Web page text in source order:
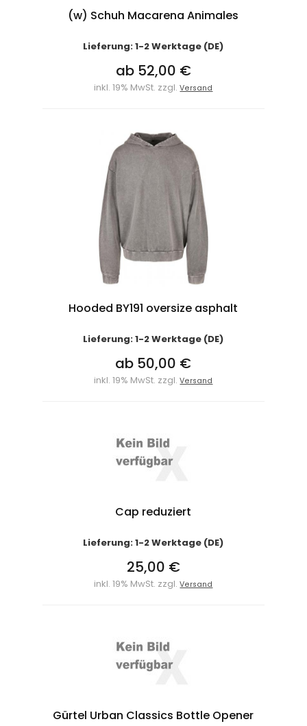
(w) Schuh Macarena Animales
Lieferung: 1-2 Werktage (DE)
ab 52,00 €
inkl. 19% MwSt. zzgl.Versand
Hooded BY191 oversize asphalt
Lieferung: 1-2 Werktage (DE)
ab 50,00 €
inkl. 19% MwSt. zzgl.Versand
Cap reduziert
Lieferung: 1-2 Werktage (DE)
25,00 €
inkl. 19% MwSt. zzgl.Versand
Gürtel Urban Classics Bottle Opener